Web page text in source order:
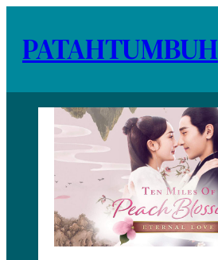
PATAHTUMBUH